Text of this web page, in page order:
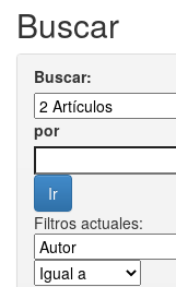
Buscar
Buscar:
por
Filtros actuales: